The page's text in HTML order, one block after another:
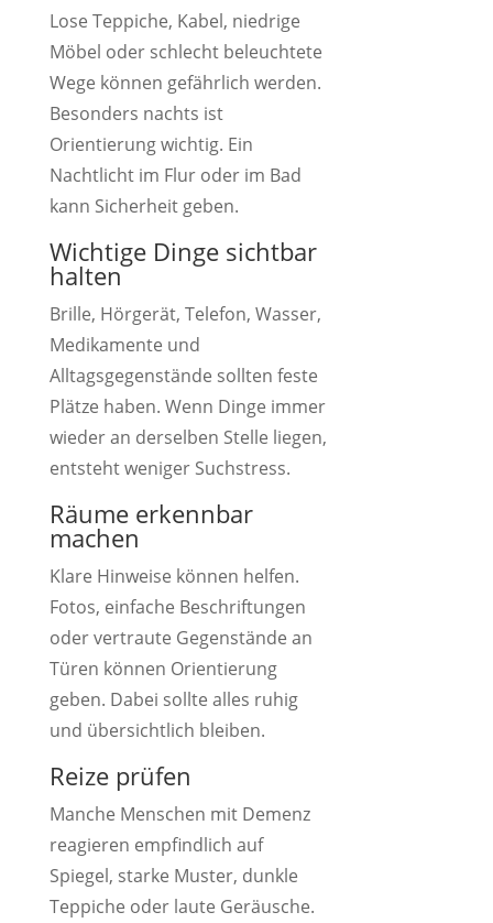
Lose Teppiche, Kabel, niedrige
Möbel oder schlecht beleuchtete
Wege können gefährlich werden.
Besonders nachts ist
Orientierung wichtig. Ein
Nachtlicht im Flur oder im Bad
kann Sicherheit geben.
Wichtige Dinge sichtbar
halten
Brille, Hörgerät, Telefon, Wasser,
Medikamente und
Alltagsgegenstände sollten feste
Plätze haben. Wenn Dinge immer
wieder an derselben Stelle liegen,
entsteht weniger Suchstress.
Räume erkennbar
machen
Klare Hinweise können helfen.
Fotos, einfache Beschriftungen
oder vertraute Gegenstände an
Türen können Orientierung
geben. Dabei sollte alles ruhig
und übersichtlich bleiben.
Reize prüfen
Manche Menschen mit Demenz
reagieren empfindlich auf
Spiegel, starke Muster, dunkle
Teppiche oder laute Geräusche.